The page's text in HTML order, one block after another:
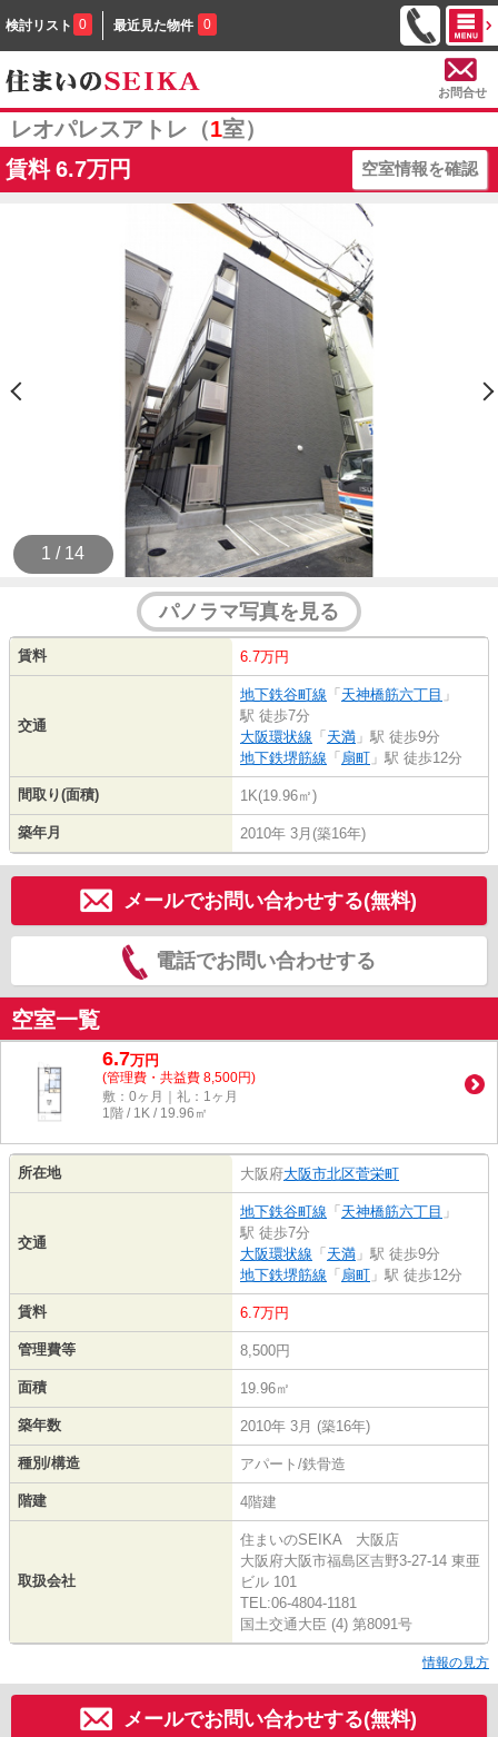
検討リスト 0 最近見た物件 0
お問合せ
レオパレスアトレ（1室）
賃料 6.7万円 空室情報を確認
1 / 14
パノラマ写真を見る
賃料 6.7万円
交通
地下鉄谷町線 「 天神橋筋六丁目 」
駅 徒歩7分
大阪環状線 「 天満 」駅 徒歩9分
地下鉄堺筋線 「 扇町 」駅 徒歩12分
間取り(面積) 1K(19.96㎡)
築年月 2010年 3月(築16年)
メールでお問い合わせする(無料)
電話でお問い合わせする
空室一覧
6.7万円
(管理費・共益費 8,500円)
敷：0ヶ月｜礼：1ヶ月
1階 / 1K / 19.96㎡
所在地 大阪府大阪市北区菅栄町
交通
地下鉄谷町線 「 天神橋筋六丁目 」
駅 徒歩7分
大阪環状線 「 天満 」駅 徒歩9分
地下鉄堺筋線 「 扇町 」駅 徒歩12分
賃料 6.7万円
管理費等 8,500円
面積 19.96㎡
築年数 2010年 3月 (築16年)
種別/構造 アパート/鉄骨造
階建 4階建
取扱会社
住まいのSEIKA 大阪店
大阪府大阪市福島区吉野3-27-14 東亜
ビル 101
TEL:06-4804-1181
国土交通大臣 (4) 第8091号
情報の見方
メールでお問い合わせする(無料)